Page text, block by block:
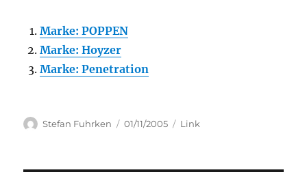
Marke: POPPEN
Marke: Hoyzer
Marke: Penetration
Author
Stefan Fuhrken
Posted
01/11/2005 Categories
Link